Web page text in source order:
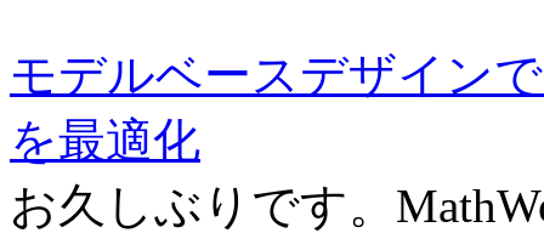
モデルベースデザイン
を最適化
お久しぶりです。